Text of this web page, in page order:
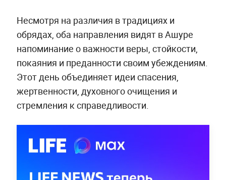
Несмотря на различия в традициях и
обрядах, оба направления видят в Ашуре
напоминание о важности веры, стойкости,
покаяния и преданности своим убеждениям.
Этот день объединяет идеи спасения,
жертвенности, духовного очищения и
стремления к справедливости.